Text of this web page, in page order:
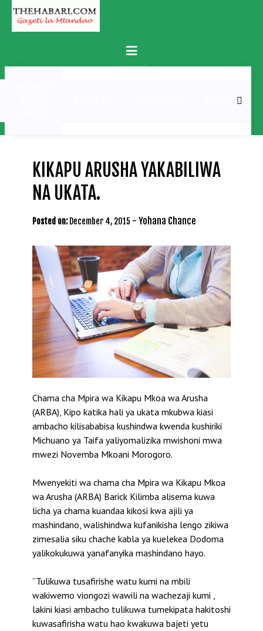
Skip
content
Primary
Menu
MICHEZO
KIKAPU ARUSHA YAKABILIWA
NA UKATA.
Posted on: December 4, 2015 - Yohana Chance
Chama cha Mpira wa Kikapu Mkoa wa Arusha
(ARBA), Kipo katika hali ya ukata mkubwa kiasi
ambacho kilisababisa kushindwa kwenda kushiriki
Michuano ya Taifa yaliyomalizika mwishoni mwa
mwezi Novemba Mkoani Morogoro.
Mwenyekiti wa chama cha Mpira wa Kikapu Mkoa
wa Arusha (ARBA) Barick Kilimba alisema kuwa
licha ya chama kuandaa kikosi kwa ajili ya
mashindano, walishindwa kufanikisha lengo zikiwa
zimesalia siku chache kabla ya kuelekea Dodoma
yalikokukuwa yanafanyika mashindano hayo.
“Tulikuwa tusafirishe watu kumi na mbili
wakiwemo viongozi wawili na wachezaji kumi ,
lakini kiasi ambacho tulikuwa tumekipata hakitoshi
kuwasafirisha watu hao kwakuwa bajeti yetu